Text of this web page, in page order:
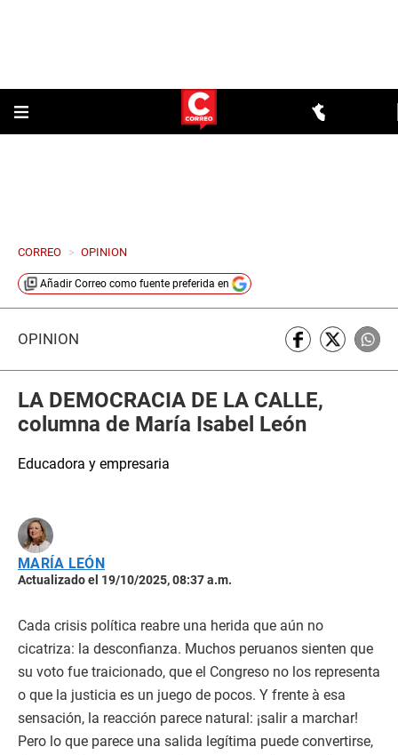
CORREO > OPINION
Añadir Correo como fuente preferida en
OPINIÓN
LA DEMOCRACIA DE LA CALLE,
columna de María Isabel León
Educadora y empresaria
MARÍA LEÓN
Actualizado el 19/10/2025, 08:37 a.m.
Cada crisis política reabre una herida que aún no
cicatriza: la desconfianza. Muchos peruanos sienten que
su voto fue traicionado, que el Congreso no los representa
o que la justicia es un juego de pocos. Y frente à esa
sensación, la reacción parece natural: ¡salir a marchar!
Pero lo que parece una salida legítima puede convertirse,